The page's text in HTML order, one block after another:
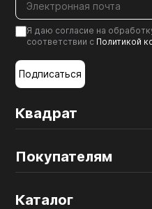
Квадрат
Покупателям
Каталог
Я даю согласие на
соответствии с Политикой
Подписаться